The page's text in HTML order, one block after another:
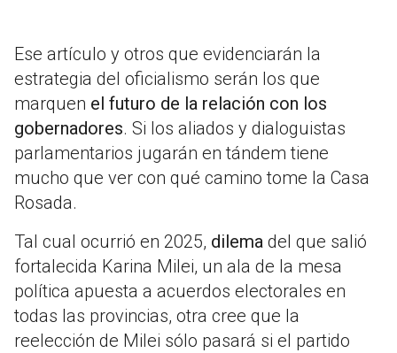
Ese artículo y otros que evidenciarán la
estrategia del oficialismo serán los que
marquen el futuro de la relación con los
gobernadores. Si los aliados y dialoguistas
parlamentarios jugarán en tándem tiene
mucho que ver con qué camino tome la Casa
Rosada.
Tal cual ocurrió en 2025, dilema del que salió
fortalecida Karina Milei, un ala de la mesa
política apuesta a acuerdos electorales en
todas las provincias, otra cree que la
reelección de Milei sólo pasará si el partido